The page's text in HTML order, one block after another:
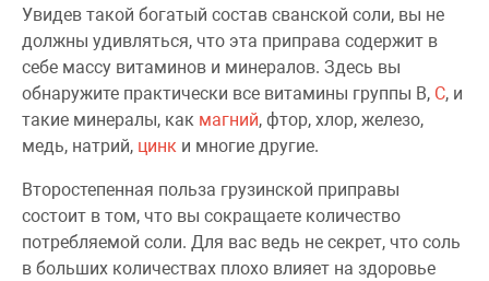
Увидев такой богатый состав сванской соли, вы не
должны удивляться, что эта приправа содержит в
себе массу витаминов и минералов. Здесь вы
обнаружите практически все витамины группы B, C, и
такие минералы, как магний, фтор, хлор, железо,
медь, натрий, цинк и многие другие.
Второстепенная польза грузинской приправы
состоит в том, что вы сокращаете количество
потребляемой соли. Для вас ведь не секрет, что соль
в больших количествах плохо влияет на здоровье